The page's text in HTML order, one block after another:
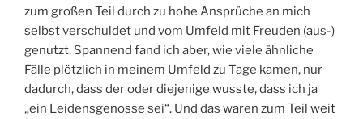
zum großen Teil durch zu hohe Ansprüche an mich
selbst verschuldet und vom Umfeld mit Freuden (aus-)
genutzt. Spannend fand ich aber, wie viele ähnliche
Fälle plötzlich in meinem Umfeld zu Tage kamen, nur
dadurch, dass der oder diejenige wusste, dass ich ja
„ein Leidensgenosse sei“. Und das waren zum Teil weit